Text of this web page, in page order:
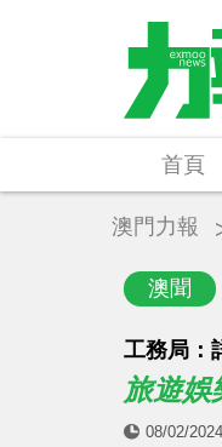
首頁
澳聞
澳門力報
工務局：
旅遊娛
08/02/2024